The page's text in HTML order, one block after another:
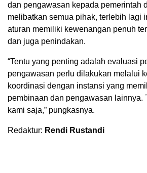
dan pengawasan kepada pemerintah
melibatkan semua pihak, terlebih lagi
aturan memiliki kewenangan penuh
dan juga penindakan.
“Tentu yang penting adalah evaluasi
pengawasan perlu dilakukan melalui
koordinasi dengan instansi yang
pembinaan dan pengawasan lainnya.
kami saja,” pungkasnya.
Redaktur: Rendi Rustandi